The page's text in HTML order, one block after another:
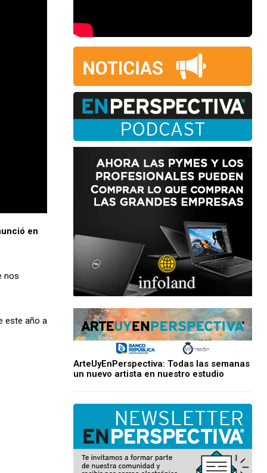
en
nos
este año a
ArteUyEnPerspectiva: Todas las semanas
un nuevo artista en nuestro estudio